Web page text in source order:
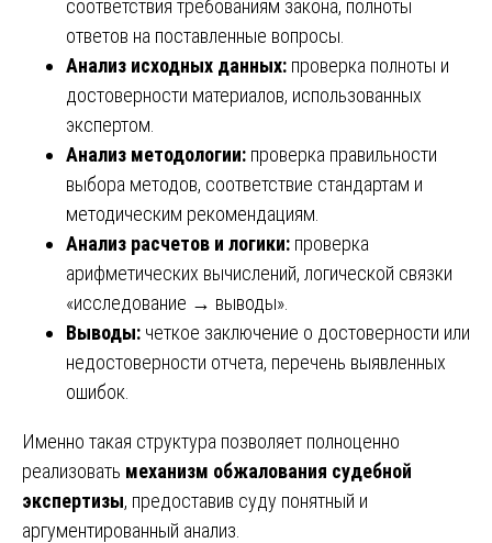
соответствия требованиям закона, полноты
ответов на поставленные вопросы.
Анализ исходных данных: проверка полноты и
достоверности материалов, использованных
экспертом.
Анализ методологии: проверка правильности
выбора методов, соответствие стандартам и
методическим рекомендациям.
Анализ расчетов и логики: проверка
арифметических вычислений, логической связки
«исследование → выводы».
Выводы: четкое заключение о достоверности или
недостоверности отчета, перечень выявленных
ошибок.
Именно такая структура позволяет полноценно
реализовать механизм обжалования судебной
экспертизы, предоставив суду понятный и
аргументированный анализ.